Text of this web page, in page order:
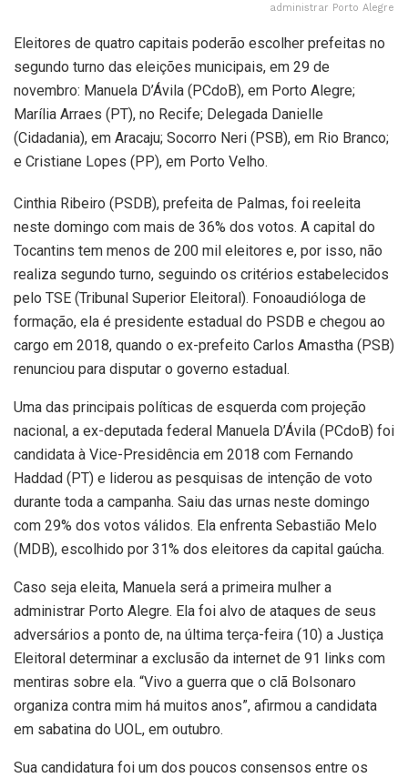
administrar Porto Alegre
Eleitores de quatro capitais poderão escolher prefeitas no
segundo turno das eleições municipais, em 29 de
novembro: Manuela D’Ávila (PCdoB), em Porto Alegre;
Marília Arraes (PT), no Recife; Delegada Danielle
(Cidadania), em Aracaju; Socorro Neri (PSB), em Rio Branco;
e Cristiane Lopes (PP), em Porto Velho.
Cinthia Ribeiro (PSDB), prefeita de Palmas, foi reeleita
neste domingo com mais de 36% dos votos. A capital do
Tocantins tem menos de 200 mil eleitores e, por isso, não
realiza segundo turno, seguindo os critérios estabelecidos
pelo TSE (Tribunal Superior Eleitoral). Fonoaudióloga de
formação, ela é presidente estadual do PSDB e chegou ao
cargo em 2018, quando o ex-prefeito Carlos Amastha (PSB)
renunciou para disputar o governo estadual.
Uma das principais políticas de esquerda com projeção
nacional, a ex-deputada federal Manuela D’Ávila (PCdoB) foi
candidata à Vice-Presidência em 2018 com Fernando
Haddad (PT) e liderou as pesquisas de intenção de voto
durante toda a campanha. Saiu das urnas neste domingo
com 29% dos votos válidos. Ela enfrenta Sebastião Melo
(MDB), escolhido por 31% dos eleitores da capital gaúcha.
Caso seja eleita, Manuela será a primeira mulher a
administrar Porto Alegre. Ela foi alvo de ataques de seus
adversários a ponto de, na última terça-feira (10) a Justiça
Eleitoral determinar a exclusão da internet de 91 links com
mentiras sobre ela. “Vivo a guerra que o clã Bolsonaro
organiza contra mim há muitos anos”, afirmou a candidata
em sabatina do UOL, em outubro.
Sua candidatura foi um dos poucos consensos entre os